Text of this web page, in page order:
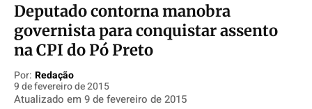
Política
Socioeconômicas
Política
Socioeconômicas
Política
Socioeconômicas
Política
Socioeconômicas
Deputado contorna manobra
governista para conquistar assento
na CPI do Pó Preto
Por: Redação
9 de fevereiro de 2015
Atualizado em 9 de fevereiro de 2015